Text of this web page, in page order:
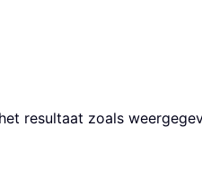
resultaat zoals